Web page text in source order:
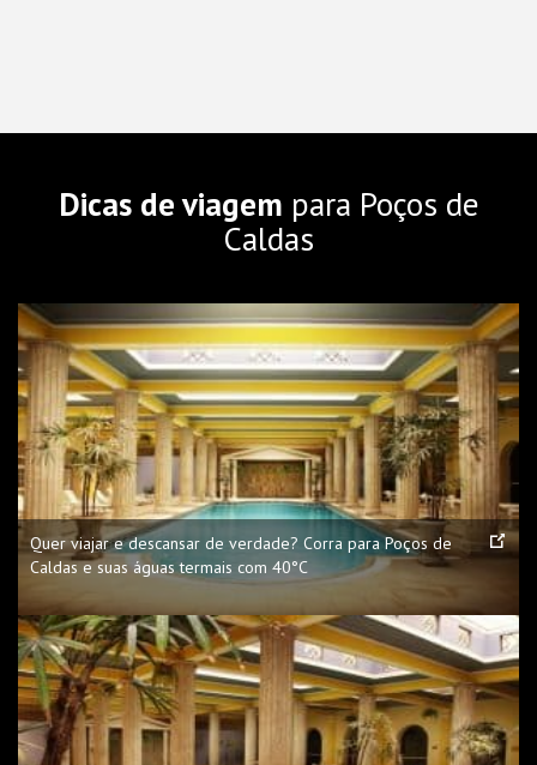
Dicas de viagem para Poços de
Caldas
Quer viajar e descansar de verdade? Corra para Poços de
Caldas e suas águas termais com 40°C